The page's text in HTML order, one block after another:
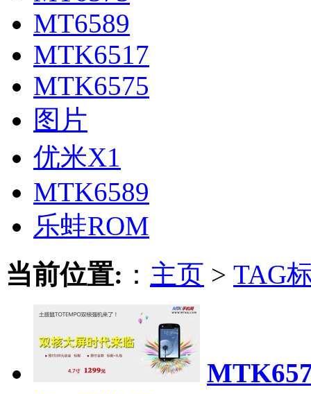
MT6589
MTK6517
MTK6575
图片
优米X1
MTK6589
乐蛙ROM
当前位置: ： 主页 > TAG